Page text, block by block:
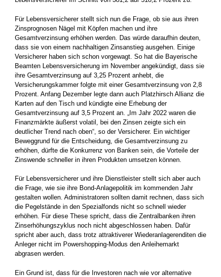
Für Lebensversicherer stellt sich nun die Frage, ob sie aus ihren
Zinsprognosen Nägel mit Köpfen machen und ihre
Gesamtverzinsung erhöhen werden. Das würde daraufhin deuten,
dass sie von einem nachhaltigen Zinsanstieg ausgehen. Einige
Versicherer haben sich schon vorgewagt. So hat die Bayerische
Beamten Lebensversicherung im November angekündigt, dass sie
ihre Gesamtverzinsung auf 3,25 Prozent anhebt, die
Versicherungskammer folgte mit einer Gesamtverzinsung von 2,8
Prozent. Anfang Dezember legte dann auch Platzhirsch Allianz die
Karten auf den Tisch und kündigte eine Erhebung der
Gesamtverzinsung auf 3,5 Prozent an. „Im Jahr 2022 waren die
Finanzmärkte äußerst volatil, bei den Zinsen zeigte sich ein
deutlicher Trend nach oben“, so der Versicherer. Ein wichtiger
Beweggrund für die Entscheidung, die Gesamtverzinsung zu
erhöhen, dürfte die Konkurrenz von Banken sein, die Vorteile der
Zinswende schneller in ihren Produkten umsetzen können.
Für Lebensversicherer und ihre Dienstleister stellt sich aber auch
die Frage, wie sie ihre Bond-Anlagepolitik im kommenden Jahr
gestalten wollen. Administratoren sollten damit rechnen, dass sich
die Pegelstände in den Spezialfonds nicht so schnell wieder
erhöhen. Für diese These spricht, dass die Zentralbanken ihren
Zinserhöhungszyklus noch nicht abgeschlossen haben. Dafür
spricht aber auch, dass trotz attraktiverer Wiederanlagerenditen die
Anleger nicht im Powershopping-Modus den Anleihemarkt
abgrasen werden.
Ein Grund ist, dass für die Investoren nach wie vor alternative